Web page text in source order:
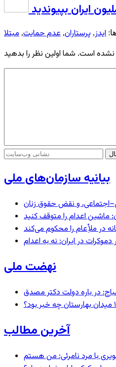
ایران بپیوندید
ایدز, پرستاران, عدم حمایت, مبتلا
بیانیه سازمان‌های ملی
و نقض حقوق زنان
در ملأِعام را محکوم می‌کند
در ایران: نه به اعدام
نهضت ملی
در باره دولت دکتر مصدق
آخرین مطالب